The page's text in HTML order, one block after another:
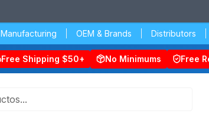
Manufacturing OEM & Brands Distributors
Free Shipping $50+ No Minimums Free